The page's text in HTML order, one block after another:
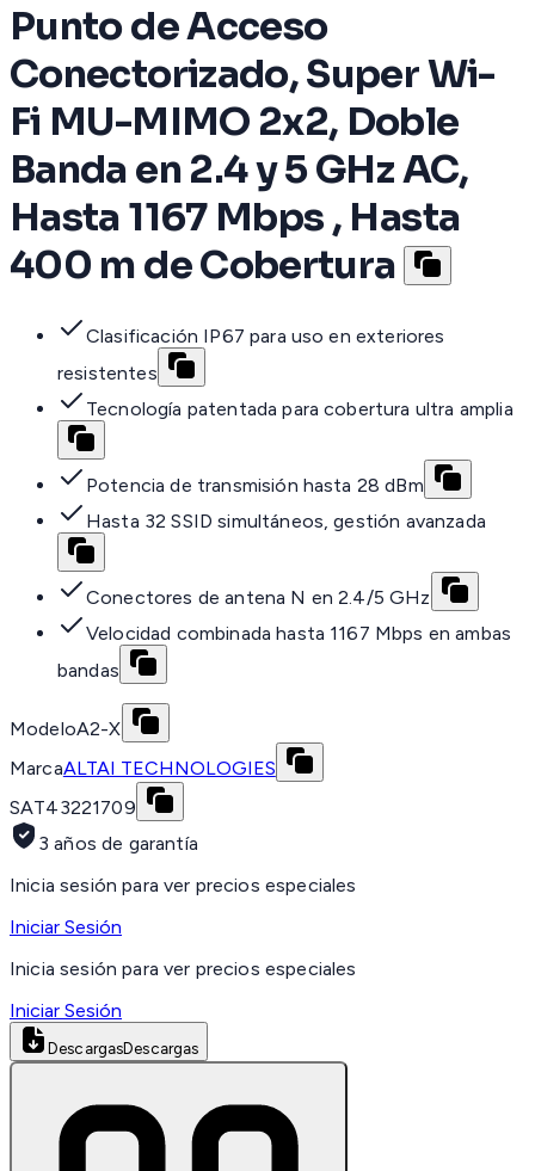
Punto de Acceso
Conectorizado, Super Wi-
Fi MU-MIMO 2x2, Doble
Banda en 2.4 y 5 GHz AC,
Hasta 1167 Mbps , Hasta
400 m de Cobertura
Clasificación IP67 para uso en exteriores
resistentes
Tecnología patentada para cobertura ultra amplia
Potencia de transmisión hasta 28 dBm
Hasta 32 SSID simultáneos, gestión avanzada
Conectores de antena N en 2.4/5 GHz
Velocidad combinada hasta 1167 Mbps en ambas
bandas
ModeloA2-X
MarcaALTAI TECHNOLOGIES
SAT43221709
3 años de garantía
Inicia sesión para ver precios especiales
Iniciar Sesión
Inicia sesión para ver precios especiales
Iniciar Sesión
DescargasDescargas